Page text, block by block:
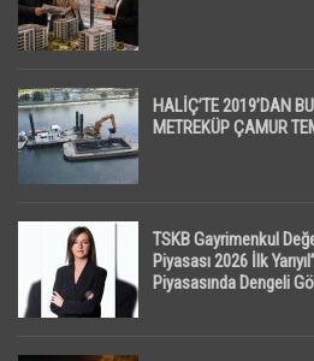
HALİÇ’TE 2019’DAN
METREKÜP ÇAMUR
TSKB Gayrimenkul
Piyasası 2026 İlk
Piyasasında Dengeli